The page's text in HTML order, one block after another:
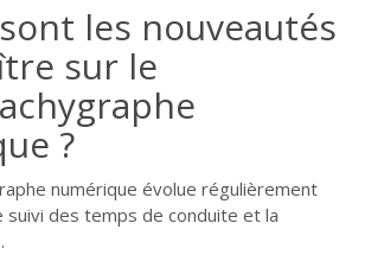
les nouveautés
sur le
?
numérique évolue régulièrement
suivi des temps de conduite et la